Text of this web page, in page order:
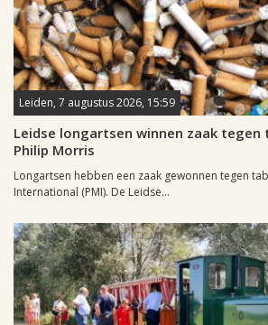
Leiden, 7 augustus 2026, 15:59
Leidse longartsen winnen zaak
Philip Morris
Longartsen hebben een zaak gewonnen tegen
International (PMI). De Leidse...